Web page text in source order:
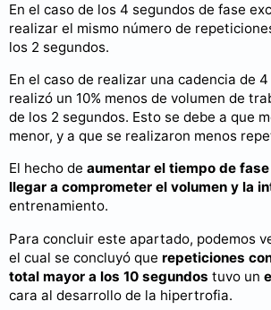
En el caso de los 4 segundos de fase
realizar el mismo número de
los 2 segundos.
En el caso de realizar una cadencia de
realizó un 10% menos de volumen de
de los 2 segundos. Esto se debe a que
menor, y a que se realizaron menos
El hecho de aumentar el tiempo de
llegar a comprometer el volumen y la
entrenamiento.
Para concluir este apartado, podemos
el cual se concluyó que repeticiones
total mayor a los 10 segundos tuvo un
cara al desarrollo de la hipertrofia.